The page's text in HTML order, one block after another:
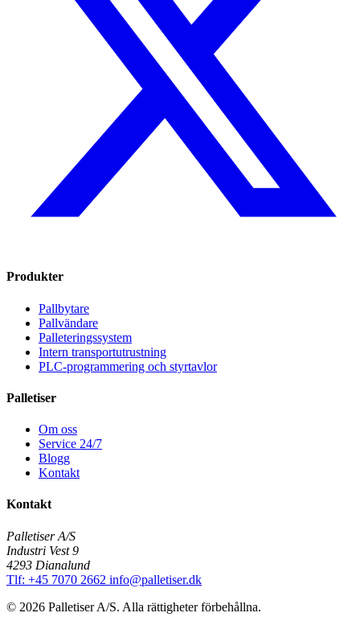
Produkter
Pallbytare
Pallvändare
Palleteringssystem
Intern transportutrustning
PLC-programmering och styrtavlor
Palletiser
Om oss
Service 24/7
Blogg
Kontakt
Kontakt
Palletiser A/S
Industri Vest 9
4293 Dianalund
Tlf: +45 7070 2662 info@palletiser.dk
© 2026 Palletiser A/S. Alla rättigheter förbehållna.